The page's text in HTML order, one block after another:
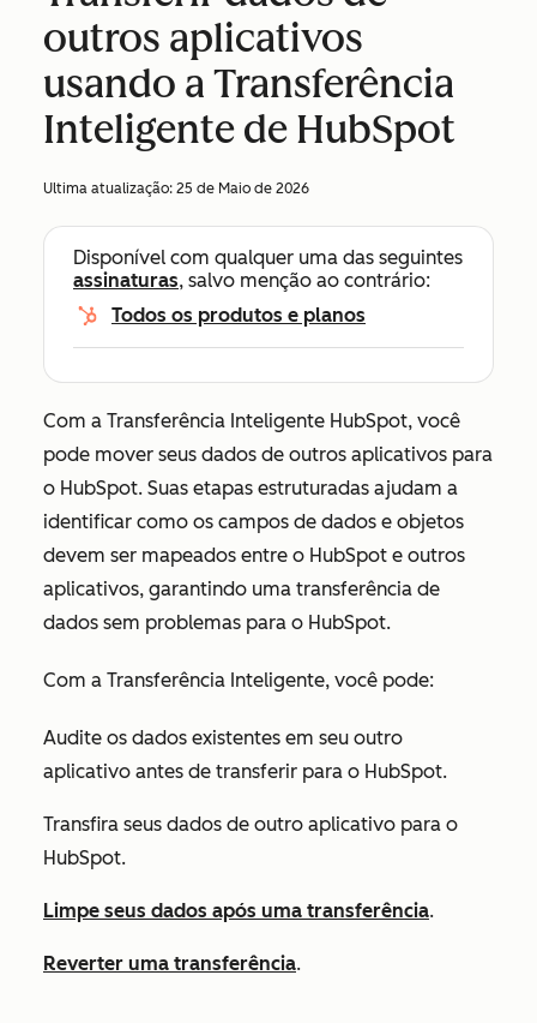
outros aplicativos
usando a Transferência
Inteligente de HubSpot
Ultima atualização: 25 de Maio de 2026
Disponível com qualquer uma das seguintes
assinaturas, salvo menção ao contrário:
Todos os produtos e planos
Com a Transferência Inteligente HubSpot, você
pode mover seus dados de outros aplicativos para
o HubSpot. Suas etapas estruturadas ajudam a
identificar como os campos de dados e objetos
devem ser mapeados entre o HubSpot e outros
aplicativos, garantindo uma transferência de
dados sem problemas para o HubSpot.
Com a Transferência Inteligente, você pode:
Audite os dados existentes em seu outro
aplicativo antes de transferir para o HubSpot.
Transfira seus dados de outro aplicativo para o
HubSpot.
Limpe seus dados após uma transferência.
Reverter uma transferência.